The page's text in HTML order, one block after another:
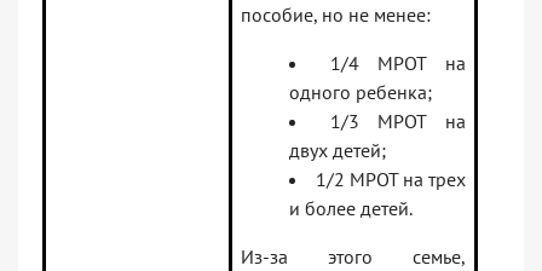
пособие, но не менее:
1/4 МРОТ на
одного ребенка;
1/3 МРОТ на
двух детей;
1/2 МРОТ на трех
и более детей.
Из-за этого семье,